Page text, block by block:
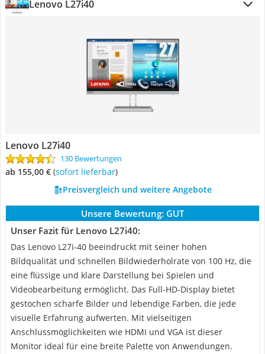
Lenovo L27i40
Lenovo L27i40
130 Bewertungen
ab 155,00 € ( Sofort lieferbar)
Preisvergleich und weitere Angebote
Unsere Bewertung: GUT
Unser Fazit für Lenovo L27i40:
Das Lenovo L27i-40 beeindruckt mit seiner hohen
Bildqualität und schnellen Bildwiederholrate von 100 Hz, die
eine flüssige und klare Darstellung bei Spielen und
Videobearbeitung ermöglicht. Das Full-HD-Display bietet
gestochen scharfe Bilder und lebendige Farben, die jede
visuelle Erfahrung aufwerten. Mit vielseitigen
Anschlussmöglichkeiten wie HDMI und VGA ist dieser
Monitor ideal für eine breite Palette von Anwendungen.